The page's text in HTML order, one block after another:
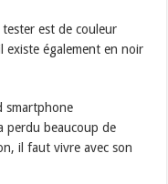
tester est de couleur
existe également en noir
smartphone
perdu beaucoup de
il faut vivre avec son